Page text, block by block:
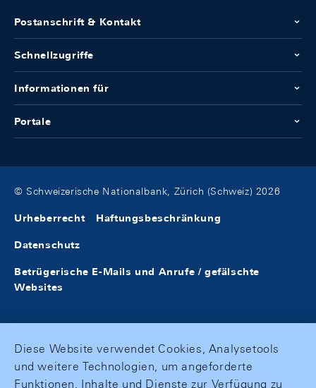
Postanschrift & Kontakt
Schnellzugriffe
Informationen für
Portale
© Schweizerische Nationalbank, Zürich (Schweiz) 2026
Urheberrecht Haftungsbeschränkung
Datenschutz
Betrügerische E-Mails und Anrufe / gefälschte
Websites
Diese Website verwendet Cookies, Analysetools
und weitere Technologien, um angeforderte
Funktionen, Inhalte und Dienste zur Verfügung zu